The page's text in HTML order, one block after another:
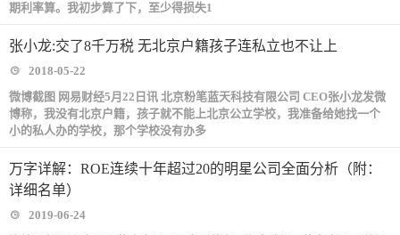
期利率算。我初步算了下，至少得损失1
张小龙:交了8千万税 无北京户籍孩子连私立也不让上
2018-05-22
微博截图 网易财经5月22日讯 北京粉笔蓝天科技有限公司 CEO张小龙发微
博称，我没有北京户籍，孩子就不能上北京公立学校，我准备给她找一个
小的私人办的学校，那个学校没有办多
万字详解：ROE连续十年超过20的明星公司全面分析（附：
详细名单）
2019-06-24